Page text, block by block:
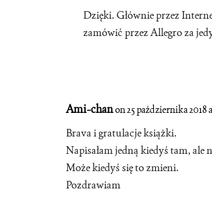
Dzięki. Głównie przez
zamówić przez Allegro za
Ami-chanon 25 października 2018
Brava i gratulacje książki.
Napisałam jedną kiedyś tam, ale
Może kiedyś się to zmieni.
Pozdrawiam